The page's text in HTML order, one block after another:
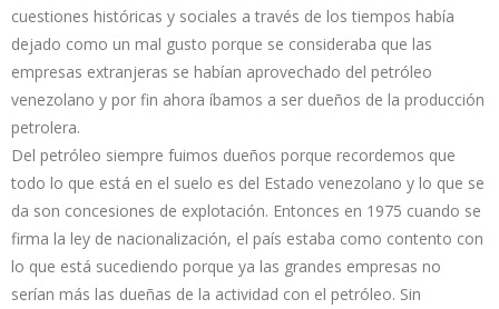
cuestiones históricas y sociales a través de los tiempos había
dejado como un mal gusto porque se consideraba que las
empresas extranjeras se habían aprovechado del petróleo
venezolano y por fin ahora íbamos a ser dueños de la producción
petrolera.
Del petróleo siempre fuimos dueños porque recordemos que
todo lo que está en el suelo es del Estado venezolano y lo que se
da son concesiones de explotación. Entonces en 1975 cuando se
firma la ley de nacionalización, el país estaba como contento con
lo que está sucediendo porque ya las grandes empresas no
serían más las dueñas de la actividad con el petróleo. Sin